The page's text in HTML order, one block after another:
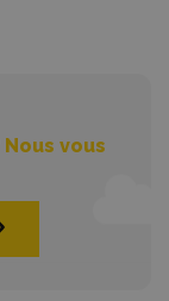
Nous vous